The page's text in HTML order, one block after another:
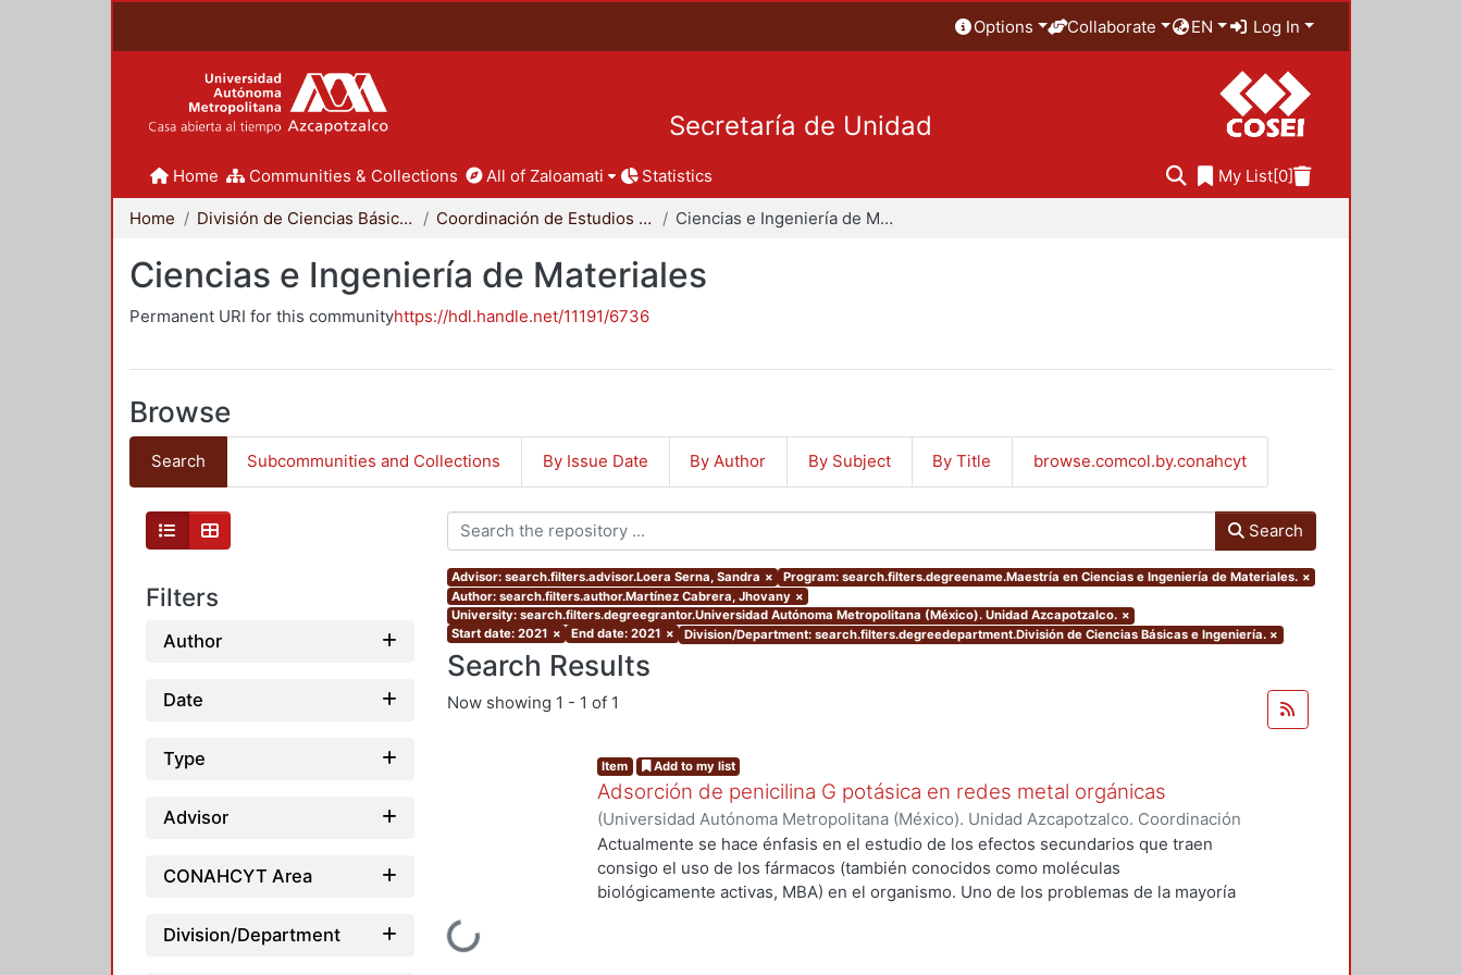
Options Collaborate EN Log In
Secretaría de Unidad
Home Communities & Collections All of Zaloamati Statistics My List[0]
Home División de Ciencias Básicas e Ingeniería Coordinación de Estudios de Posgrado - CBI Ciencias e Ingeniería de Materiales
Ciencias e Ingeniería de Materiales
Permanent URI for this communityhttps://hdl.handle.net/11191/6736
Browse
Search Subcommunities and Collections By Issue Date By Author By Subject By Title browse.comcol.by.conahcyt
Filters
Author
Date
Type
Advisor
CONAHCYT Area
Division/Department
Search
Advisor: search.filters.advisor.Loera Serna, Sandra × Program: search.filters.degreename.Maestría en Ciencias e Ingeniería de Materiales. ×
Author: search.filters.author.Martínez Cabrera, Jhovany ×
University: search.filters.degreegrantor.Universidad Autónoma Metropolitana (México). Unidad Azcapotzalco. ×
Start date: 2021 × End date: 2021 × Division/Department: search.filters.degreedepartment.División de Ciencias Básicas e Ingeniería. ×
Search Results
Now showing 1 - 1 of 1
Item Add to my list
Adsorción de penicilina G potásica en redes metal orgánicas
(Universidad Autónoma Metropolitana (México). Unidad Azcapotzalco. Coordinación
de Servicios de Información.,2021-04)Martínez Cabrera, Jhovany
Actualmente se hace énfasis en el estudio de los efectos secundarios que traen
consigo el uso de los fármacos (también conocidos como moléculas
biológicamente activas, MBA) en el organismo. Uno de los problemas de la mayoría